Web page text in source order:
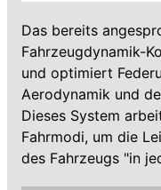
Das bereits
Fahrzeugdynamik-
und optimiert
Aerodynamik und
Dieses System
Fahrmodi, um die
des Fahrzeugs "in